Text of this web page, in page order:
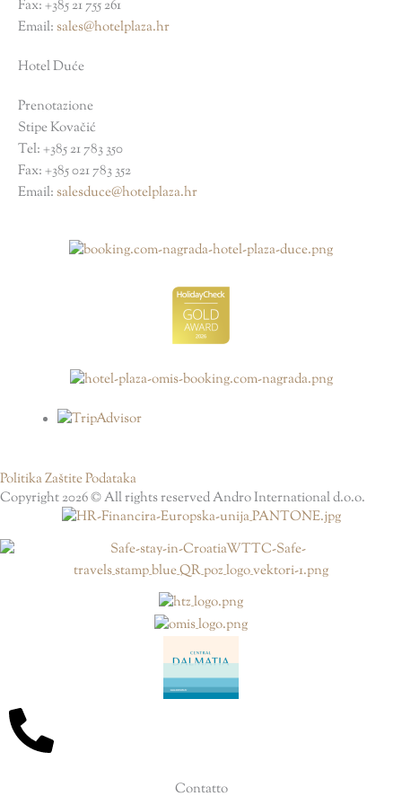
Fax: +385 21 755 261
Email:sales@hotelplaza.hr
Hotel Duće
Prenotazione
Stipe Kovačić
Tel: +385 21 783 350
Fax: +385 021 783 352
Email:salesduce@hotelplaza.hr
Politika Zaštite Podataka
Copyright 2026 © All rights reserved Andro International d.o.o.
Contatto